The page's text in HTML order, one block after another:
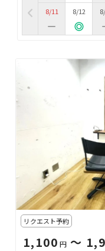
8/11
8/12
リクエスト予約
1,100 円 〜